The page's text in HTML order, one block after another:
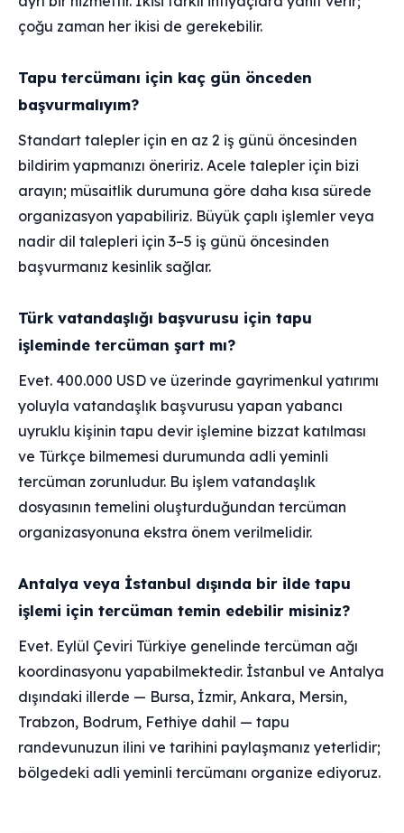
çoğu zaman her ikisi de gerekebilir.
Tapu tercümanı için kaç gün önceden
başvurmalıyım?
Standart talepler için en az 2 iş günü öncesinden
bildirim yapmanızı öneririz. Acele talepler için bizi
arayın; müsaitlik durumuna göre daha kısa sürede
organizasyon yapabiliriz. Büyük çaplı işlemler veya
nadir dil talepleri için 3–5 iş günü öncesinden
başvurmanız kesinlik sağlar.
Türk vatandaşlığı başvurusu için tapu
işleminde tercüman şart mı?
Evet. 400.000 USD ve üzerinde gayrimenkul yatırımı
yoluyla vatandaşlık başvurusu yapan yabancı
uyruklu kişinin tapu devir işlemine bizzat katılması
ve Türkçe bilmemesi durumunda adli yeminli
tercüman zorunludur. Bu işlem vatandaşlık
dosyasının temelini oluşturduğundan tercüman
organizasyonuna ekstra önem verilmelidir.
Antalya veya İstanbul dışında bir ilde tapu
işlemi için tercüman temin edebilir misiniz?
Evet. Eylül Çeviri Türkiye genelinde tercüman ağı
koordinasyonu yapabilmektedir. İstanbul ve Antalya
dışındaki illerde — Bursa, İzmir, Ankara, Mersin,
Trabzon, Bodrum, Fethiye dahil — tapu
randevunuzun ilini ve tarihini paylaşmanız yeterlidir;
bölgedeki adli yeminli tercümanı organize ediyoruz.